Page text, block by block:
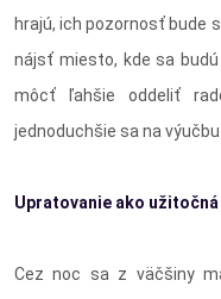
hrajú, ich pozornosť bude
nájsť miesto, kde sa
môcť ľahšie oddeliť
jednoduchšie sa na
Upratovanie ako užitočná
Cez noc sa z väčšiny